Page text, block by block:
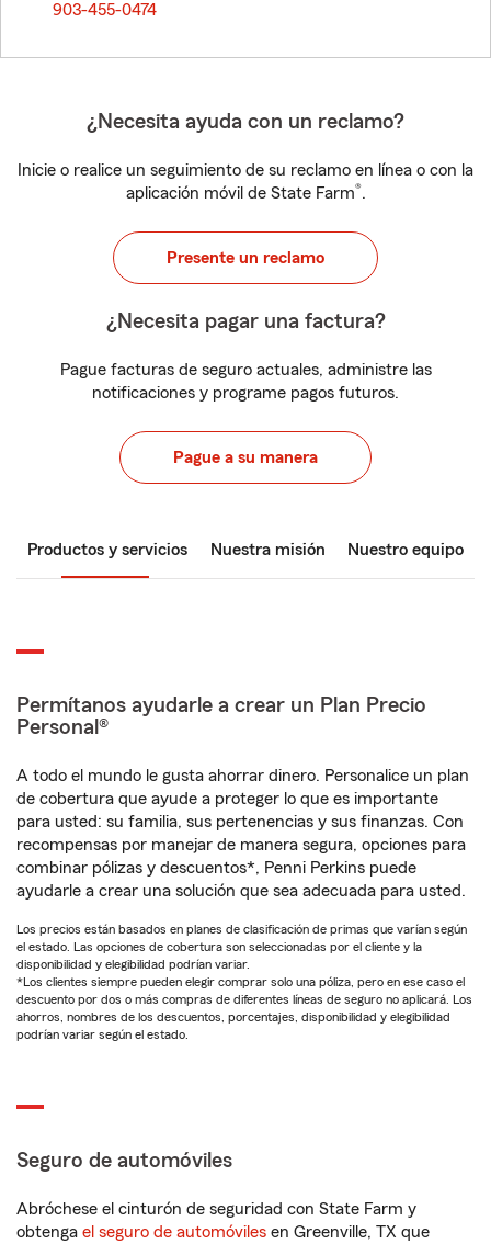
903-455-0474
¿Necesita ayuda con un reclamo?
Inicie o realice un seguimiento de su reclamo en línea o con la
aplicación móvil de State Farm®.
Presente un reclamo
¿Necesita pagar una factura?
Pague facturas de seguro actuales, administre las
notificaciones y programe pagos futuros.
Pague a su manera
Productos y servicios Nuestra misión Nuestro equipo
Permítanos ayudarle a crear un Plan Precio
Personal®
A todo el mundo le gusta ahorrar dinero. Personalice un plan
de cobertura que ayude a proteger lo que es importante
para usted: su familia, sus pertenencias y sus finanzas. Con
recompensas por manejar de manera segura, opciones para
combinar pólizas y descuentos*, Penni Perkins puede
ayudarle a crear una solución que sea adecuada para usted.
Los precios están basados en planes de clasificación de primas que varían según
el estado. Las opciones de cobertura son seleccionadas por el cliente y la
disponibilidad y elegibilidad podrían variar.
*Los clientes siempre pueden elegir comprar solo una póliza, pero en ese caso el
descuento por dos o más compras de diferentes líneas de seguro no aplicará. Los
ahorros, nombres de los descuentos, porcentajes, disponibilidad y elegibilidad
podrían variar según el estado.
Seguro de automóviles
Abróchese el cinturón de seguridad con State Farm y
obtenga el seguro de automóviles en Greenville, TX que